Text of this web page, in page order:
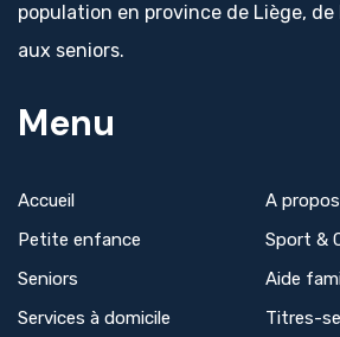
population en province de Liège,
aux seniors.
Menu
Accueil
A propos
Petite enfance
Sport &
Seniors
Aide
Services à domicile
Titres-